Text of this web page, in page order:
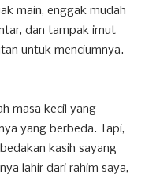
main, enggak mudah
dan tampak imut
untuk menciumnya.
masa kecil yang
yang berbeda. Tapi,
kasih sayang
lahir dari rahim saya,